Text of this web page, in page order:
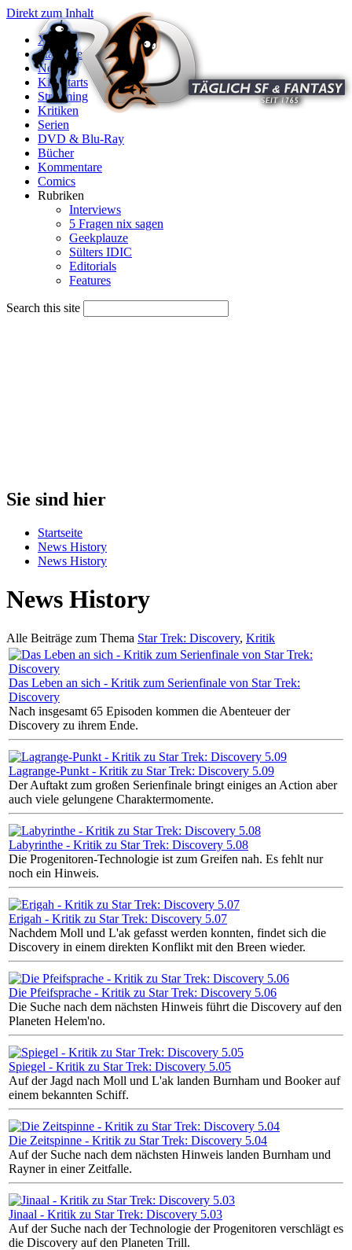
Direkt zum Inhalt
X
Startseite
News
Kinostarts
Streaming
Kritiken
Serien
DVD & Blu-Ray
Bücher
Kommentare
Comics
Rubriken
Interviews
5 Fragen nix sagen
Geekplauze
Sülters IDIC
Editorials
Features
Search this site
Sie sind hier
Startseite
News History
News History
News History
Alle Beiträge zum Thema Star Trek: Discovery, Kritik
Das Leben an sich - Kritik zum Serienfinale von Star Trek:
Discovery
Nach insgesamt 65 Episoden kommen die Abenteuer der
Discovery zu ihrem Ende.
Lagrange-Punkt - Kritik zu Star Trek: Discovery 5.09
Der Auftakt zum großen Serienfinale bringt einiges an Action aber
auch viele gelungene Charaktermomente.
Labyrinthe - Kritik zu Star Trek: Discovery 5.08
Die Progenitoren-Technologie ist zum Greifen nah. Es fehlt nur
noch ein Hinweis.
Erigah - Kritik zu Star Trek: Discovery 5.07
Nachdem Moll und L'ak gefasst werden konnten, findet sich die
Discovery in einem direkten Konflikt mit den Breen wieder.
Die Pfeifsprache - Kritik zu Star Trek: Discovery 5.06
Die Suche nach dem nächsten Hinweis führt die Discovery auf den
Planeten Helem'no.
Spiegel - Kritik zu Star Trek: Discovery 5.05
Auf der Jagd nach Moll und L'ak landen Burnham und Booker auf
einem bekannten Schiff.
Die Zeitspinne - Kritik zu Star Trek: Discovery 5.04
Auf der Suche nach dem nächsten Hinweis landen Burnham und
Rayner in einer Zeitfalle.
Jinaal - Kritik zu Star Trek: Discovery 5.03
Auf der Suche nach der Technologie der Progenitoren verschlägt es
die Discovery auf den Planeten Trill.